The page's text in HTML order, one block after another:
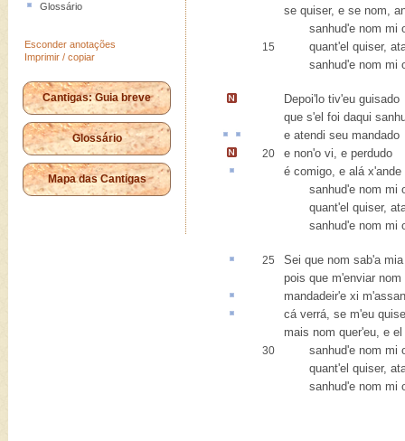
Glossário
Esconder anotações
Imprimir / copiar
Cantigas: Guia breve
Glossário
Mapa das Cantigas
se quiser, e se nom,
sanhud'e nom mi o
15
quant'el quiser,
sanhud'e nom mi o
Depoi'lo tiv'eu guisado
que s'el foi daqui
e atendi seu mandado
20 e non'o vi, e perdudo
é comigo, e aláx'ande
sanhud'e nom mi o
quant'el quiser,
sanhud'e nom mi o
25
Sei que nom sab'a
pois que m'enviar nom
mandadeir'e xi
cá verrá, se m'eu
mais nom quer'eu, e el
30
sanhud'e nom mi o
quant'el quiser,
sanhud'e nom mi o